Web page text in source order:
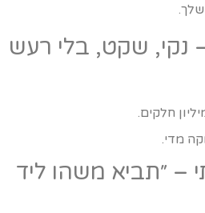
נקי, שקט, בלי רעש
חלקים.
מדי.
״תביא משהו ליד